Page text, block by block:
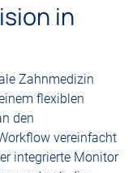
in
Zahnmedizin
flexiblen
den
vereinfacht
integrierte Monitor